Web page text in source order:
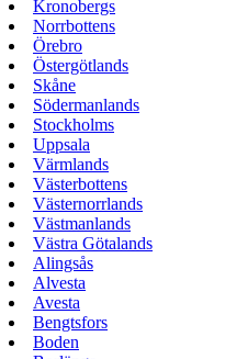
Kronobergs
Norrbottens
Örebro
Östergötlands
Skåne
Södermanlands
Stockholms
Uppsala
Värmlands
Västerbottens
Västernorrlands
Västmanlands
Västra Götalands
Alingsås
Alvesta
Avesta
Bengtsfors
Boden